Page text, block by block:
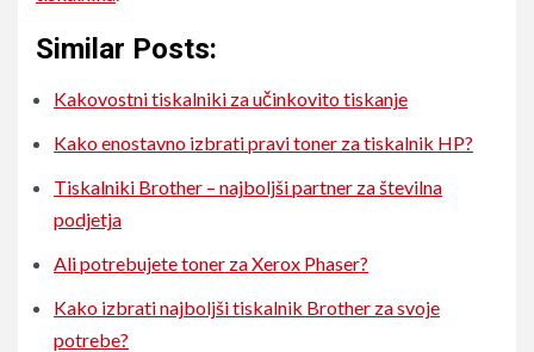
Similar Posts:
Kakovostni tiskalniki za učinkovito tiskanje
Kako enostavno izbrati pravi toner za tiskalnik HP?
Tiskalniki Brother – najboljši partner za številna
podjetja
Ali potrebujete toner za Xerox Phaser?
Kako izbrati najboljši tiskalnik Brother za svoje
potrebe?